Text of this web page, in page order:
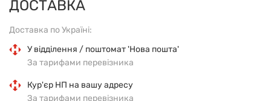
ДОСТАВКА
Доставка по Україні:
У відділення / поштомат 'Нова пошта'
За тарифами перевізника
Кур'єр НП на вашу адресу
За тарифами перевізника
Роки наукових досліджень показали, що CoQ10
допомагає підтримувати здоров'я серця і судинної
системи.